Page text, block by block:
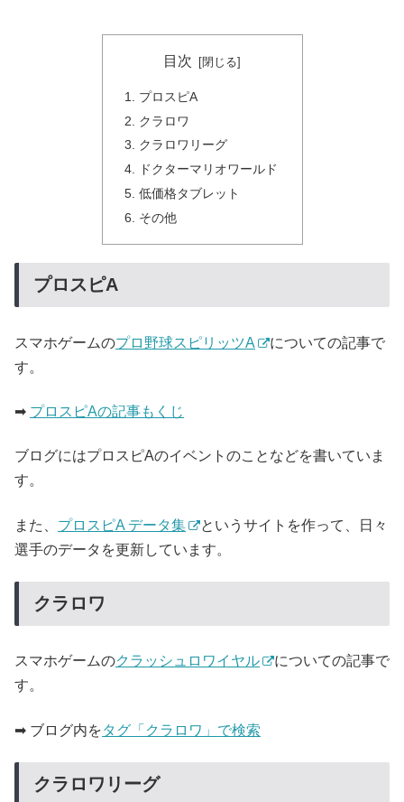
目次
プロスピA
クラロワ
クラロワリーグ
ドクターマリオワールド
低価格タブレット
その他
プロスピA
スマホゲームのプロ野球スピリッツA
についての記事で
す。
➡ プロスピAの記事もくじ
ブログにはプロスピAのイベントのことなどを書いていま
す。
また、 プロスピA データ集
というサイトを作って、日々
選手のデータを更新しています。
クラロワ
スマホゲームのクラッシュロワイヤル
についての記事で
す。
➡ ブログ内をタグ「クラロワ」で検索
クラロワリーグ